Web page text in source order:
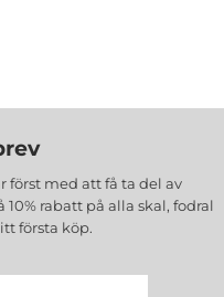
först med att få ta del av
rabatt på alla skal, fodral
första köp.